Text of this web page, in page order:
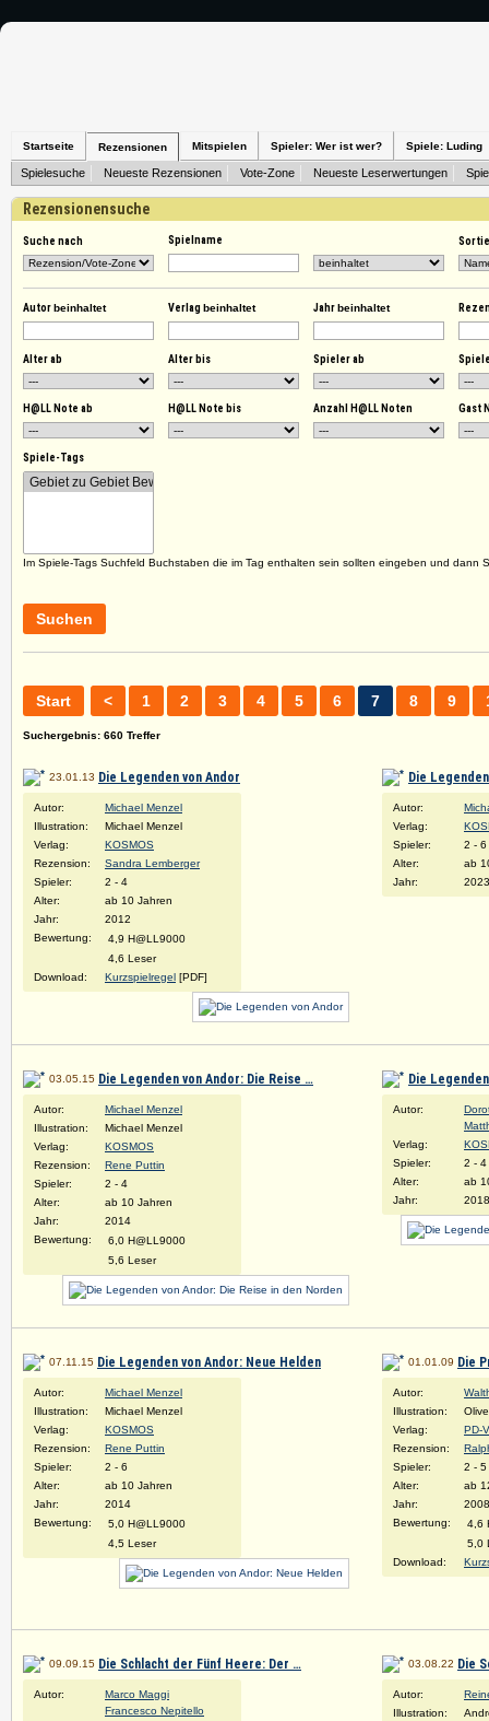
Startseite Rezensionen Mitspielen Spieler: Wer ist wer? Spiele: Luding
Spielesuche Neueste Rezensionen Vote-Zone Neueste Leserwertungen
Rezensionensuche
Suche nach Spielname
Autorbeinhaltet Verlagbeinhaltet Jahrbeinhaltet
Alter ab Alter bis Spieler ab
H@LL Note ab H@LL Note bis Anzahl H@LL Noten Gast
Spiele-Tags
Im Spiele-Tags Suchfeld Buchstaben die im Tag enthalten sein sollten eingeben und dann
Suchen
Start < 1 2 3 4 5 6 7 8 9
Suchergebnis: 660 Treffer
23.01.13 Die Legenden von Andor
Autor:
Michael Menzel
Illustration:
Michael Menzel
Verlag:
KOSMOS
Rezension:
Sandra Lemberger
Spieler:
2 - 4
Alter:
ab 10 Jahren
Jahr:
2012
Bewertung:
4,9 H@LL9000
4,6 Leser
Download:
Kurzspielregel [PDF]
Die
Autor:
Verlag:
Spieler:
2 - 6
Alter:
ab
Jahr:
2023
03.05.15 Die Legenden von Andor: Die Reise …
Autor:
Michael Menzel
Illustration:
Michael Menzel
Verlag:
KOSMOS
Rezension:
Rene Puttin
Spieler:
2 - 4
Alter:
ab 10 Jahren
Jahr:
2014
Bewertung:
6,0 H@LL9000
5,6 Leser
Die
Autor:
Verlag:
Spieler:
2 - 4
Alter:
ab
Jahr:
2018
07.11.15 Die Legenden von Andor: Neue Helden
Autor:
Michael Menzel
Illustration:
Michael Menzel
Verlag:
KOSMOS
Rezension:
Rene Puttin
Spieler:
2 - 6
Alter:
ab 10 Jahren
Jahr:
2014
Bewertung:
5,0 H@LL9000
4,5 Leser
01.01.09 Die
Autor:
Illustration:
Verlag:
PD-
Rezension:
Spieler:
2 - 5
Alter:
ab
Jahr:
2008
Bewertung:
4,6
5,0
Download:
09.09.15 Die Schlacht der Fünf Heere: Der …
Autor:
Marco Maggi
Francesco Nepitello
03.08.22 Die
Autor:
Illustration: